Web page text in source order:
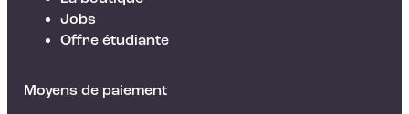
Jobs
Offre étudiante
Moyens de paiement